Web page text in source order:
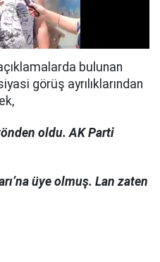
bulunan
görüş ayrılıklarından
oldu. AK Parti
üye olmuş. Lan zaten